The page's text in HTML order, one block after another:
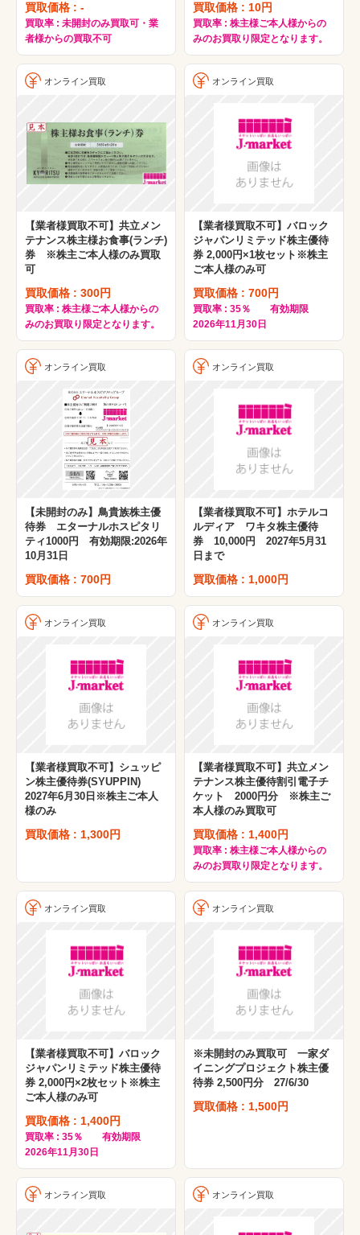
買取価格 : -
買取率 : 未開封のみ買取可・業
者様からの買取不可
買取価格 : 10円
買取率 : 株主様ご本人様からの
みのお買取り限定となります。
オンライン買取
【業者様買取不可】共立メン
テナンス株主様お食事(ランチ)
券 ※株主ご本人様のみ買取
可
買取価格 : 300円
買取率 : 株主様ご本人様からの
みのお買取り限定となります。
オンライン買取
【業者様買取不可】バロック
ジャパンリミテッド株主優待
券 2,000円×1枚セット※株主
ご本人様のみ可
買取価格 : 700円
買取率 : 35％ 有効期限
2026年11月30日
オンライン買取
【未開封のみ】鳥貴族株主優
待券 エターナルホスピタリ
ティ1000円 有効期限:2026年
10月31日
買取価格 : 700円
オンライン買取
【業者様買取不可】ホテルコ
ルディア ワキタ株主優待
券 10,000円 2027年5月31
日まで
買取価格 : 1,000円
オンライン買取
【業者様買取不可】シュッピ
ン株主優待券(SYUPPIN)
2027年6月30日※株主ご本人
様のみ
買取価格 : 1,300円
オンライン買取
【業者様買取不可】共立メン
テナンス株主優待割引電子チ
ケット 2000円分 ※株主ご
本人様のみ買取可
買取価格 : 1,400円
買取率 : 株主様ご本人様からの
みのお買取り限定となります。
オンライン買取
【業者様買取不可】バロック
ジャパンリミテッド株主優待
券 2,000円×2枚セット※株主
ご本人様のみ可
買取価格 : 1,400円
買取率 : 35％ 有効期限
2026年11月30日
オンライン買取
※未開封のみ買取可 一家ダ
イニングプロジェクト株主優
待券 2,500円分 27/6/30
買取価格 : 1,500円
オンライン買取 オンライン買取